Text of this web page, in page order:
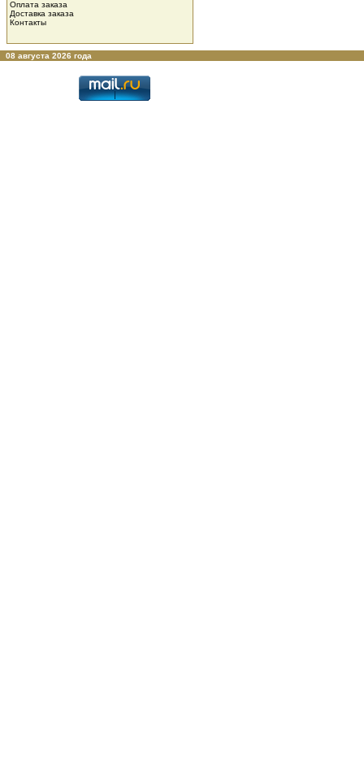
Оплата заказа
Доставка заказа
Контакты
08 августа 2026 года